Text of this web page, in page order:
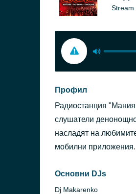
Stream
Профил
Радиостанция
слушатели
насладят на
мобилни приложения.
Основни DJs
Dj Makarenko